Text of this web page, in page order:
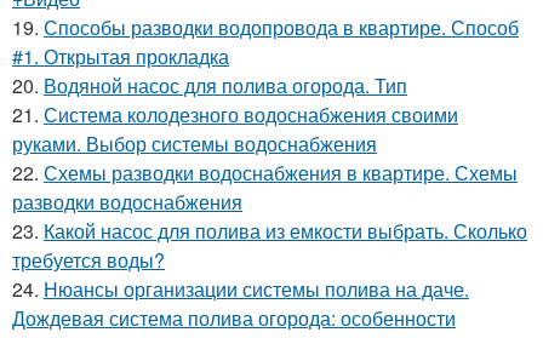
19. Способы разводки водопровода в квартире. Способ
#1. Открытая прокладка
20. Водяной насос для полива огорода. Тип
21. Система колодезного водоснабжения своими
руками. Выбор системы водоснабжения
22. Схемы разводки водоснабжения в квартире. Схемы
разводки водоснабжения
23. Какой насос для полива из емкости выбрать. Сколько
требуется воды?
24. Нюансы организации системы полива на даче.
Дождевая система полива огорода: особенности